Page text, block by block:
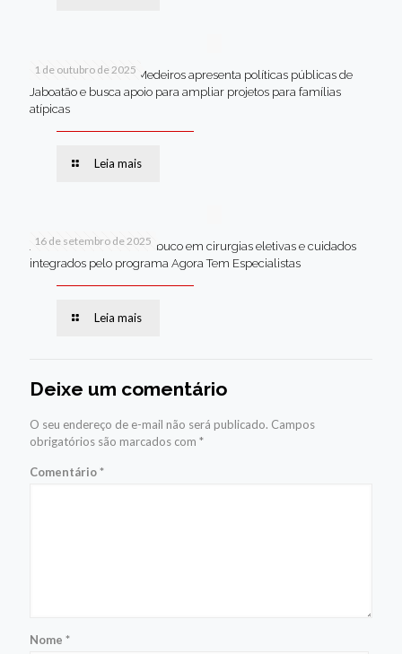
1 de outubro de 2025
Em Brasília, Andréa Medeiros apresenta políticas públicas de
Jaboatão e busca apoio para ampliar projetos para famílias
atípicas
Leia mais
16 de setembro de 2025
Jaboatão lidera Pernambuco em cirurgias eletivas e cuidados
integrados pelo programa Agora Tem Especialistas
Leia mais
Deixe um comentário
O seu endereço de e-mail não será publicado. Campos
obrigatórios são marcados com *
Comentário*
Nome *